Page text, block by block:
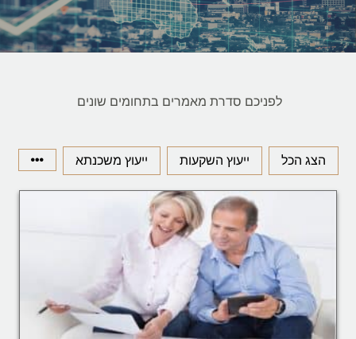
לפניכם סדרת מאמרים בתחומים שונים
הצג הכל ייעוץ השקעות ייעוץ משכנתא